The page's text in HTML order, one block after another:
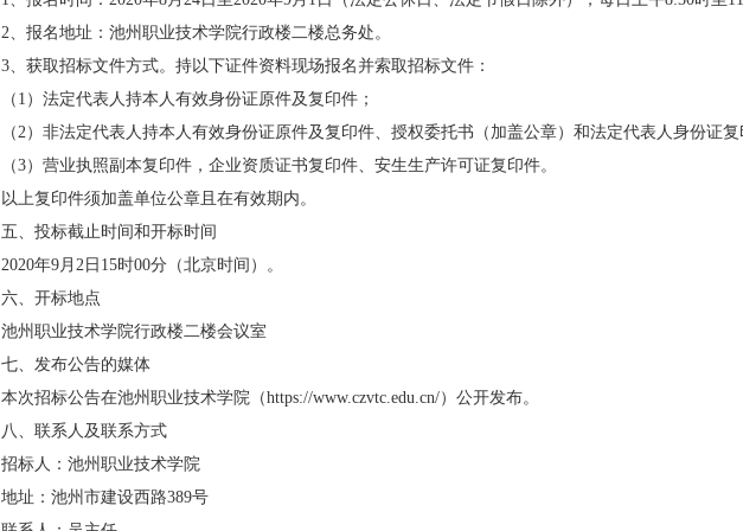
2、报名地址：池州职业技术学院行政楼二楼总务处。
3、获取招标文件方式。持以下证件资料现场报名并索取招标文件：
（1）法定代表人持本人有效身份证原件及复印件；
（2）非法定代表人持本人有效身份证原件及复印件、授权委托书（加盖公章）和法定代表人身份证
（3）营业执照副本复印件，企业资质证书复印件、安生生产许可证复印件。
以上复印件须加盖单位公章且在有效期内。
五、投标截止时间和开标时间
2020年9月2日15时00分（北京时间）。
六、开标地点
池州职业技术学院行政楼二楼会议室
七、发布公告的媒体
本次招标公告在池州职业技术学院（https://www.czvtc.edu.cn/）公开发布。
八、联系人及联系方式
招标人：池州职业技术学院
地址：池州市建设西路389号